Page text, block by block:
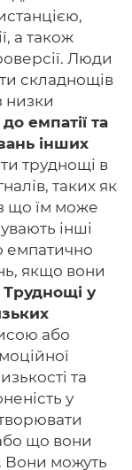
а також
Люди
складнощів
низки
емпатії та
інших
труднощі в
таких як
що їм може
інші
емпатично
якщо вони
Труднощі у
або
та
у
що вони
Вони можуть